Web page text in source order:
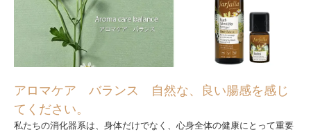
アロマケア バランス 自然な、良い腸感を感じ
てください。
私たちの消化器系は、身体だけでなく、心身全体の健康にとって重要